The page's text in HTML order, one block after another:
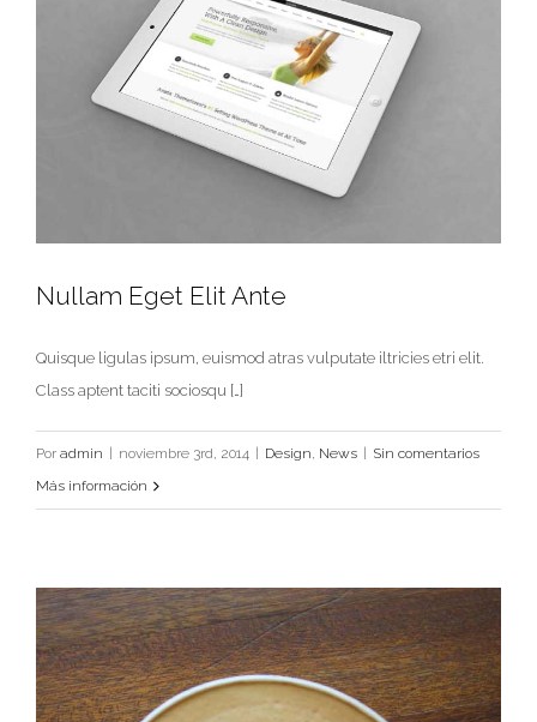
Nullam Eget Elit Ante
Design News
Nullam Eget Elit Ante
Quisque ligulas ipsum, euismod atras vulputate iltricies etri elit.
Class aptent taciti sociosqu […]
Por admin noviembre 3rd, 2014 Design, News
Sin comentarios
Más información